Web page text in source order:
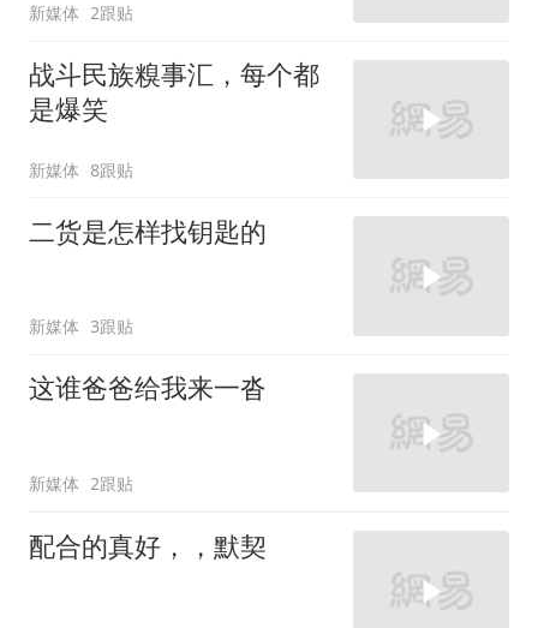
新媒体 2跟贴
战斗民族糗事汇，每个都
是爆笑
新媒体 8跟贴
二货是怎样找钥匙的
新媒体 3跟贴
这谁爸爸给我来一沓
新媒体 2跟贴
配合的真好，，默契